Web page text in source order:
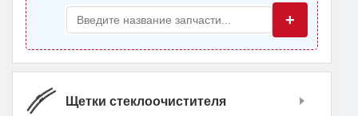
+
Щетки стеклоочистителя